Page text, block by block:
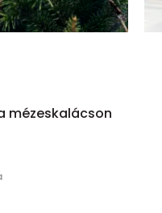
mézeskalácson